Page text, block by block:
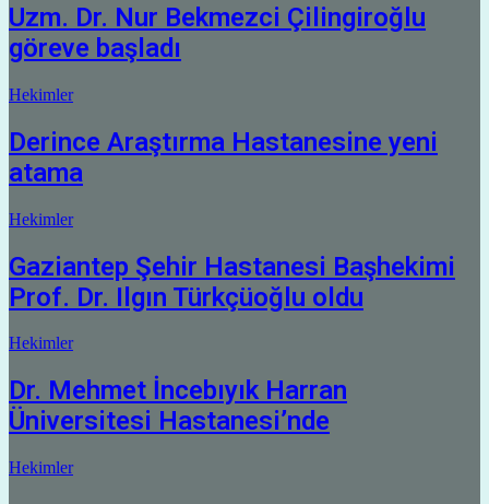
Uzm. Dr. Nur Bekmezci Çilingiroğlu
göreve başladı
Hekimler
Derince Araştırma Hastanesine yeni
atama
Hekimler
Gaziantep Şehir Hastanesi Başhekimi
Prof. Dr. Ilgın Türkçüoğlu oldu
Hekimler
Dr. Mehmet İncebıyık Harran
Üniversitesi Hastanesi’nde
Hekimler